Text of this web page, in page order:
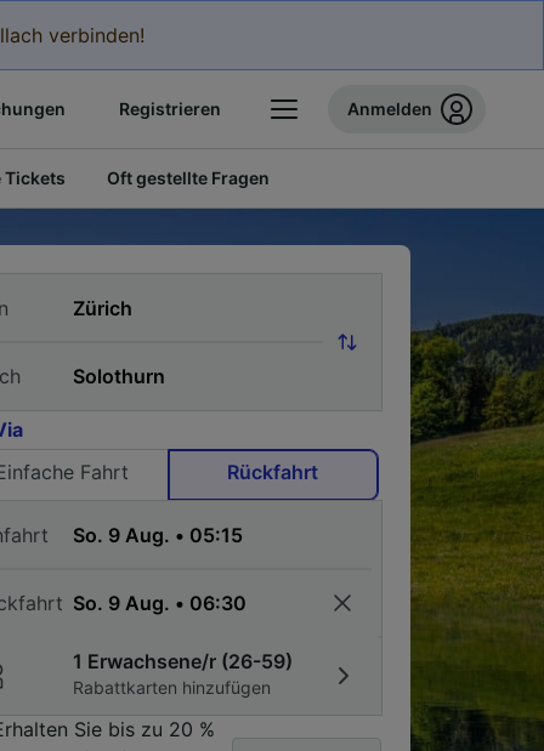
verbinden!
Registrieren Anmelden
Tickets Oft gestellte Fragen
Fahrt
Rückfahrt
1 Erwachsene/r (26-59)
Rabattkarten hinzufügen
Sie bis zu 20 %